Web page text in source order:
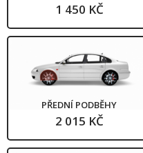
1 450 KČ
PŘEDNÍ PODBĚHY
2 015 KČ